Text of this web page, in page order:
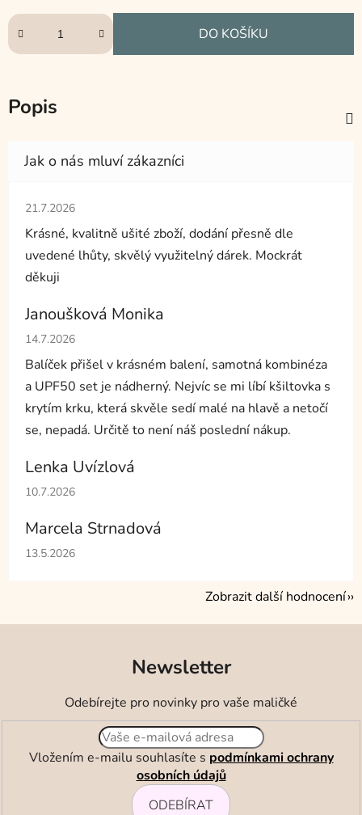
DO KOŠÍKU
Popis
Hodnocení obchodu je 5 z 5 hvězdiček.
21.7.2026
Krásné, kvalitně ušité zboží, dodání přesně dle
uvedené lhůty, skvělý využitelný dárek. Mockrát
děkuji
Janoušková Monika
Hodnocení obchodu je 5 z 5 hvězdiček.
14.7.2026
Balíček přišel v krásném balení, samotná kombinéza
a UPF50 set je nádherný. Nejvíc se mi líbí kšiltovka s
krytím krku, která skvěle sedí malé na hlavě a netočí
se, nepadá. Určitě to není náš poslední nákup.
Lenka Uvízlová
Hodnocení obchodu je 5 z 5 hvězdiček.
10.7.2026
Marcela Strnadová
Hodnocení obchodu je 5 z 5 hvězdiček.
13.5.2026
Zobrazit další hodnocení
Newsletter
Odebírejte pro novinky pro vaše maličké
Vložením e-mailu souhlasíte s podmínkami ochrany
osobních údajů
ODEBÍRAT